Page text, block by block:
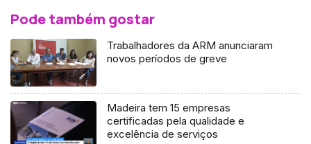
Pode também gostar
Trabalhadores da ARM anunciaram
novos períodos de greve
Madeira tem 15 empresas
certificadas pela qualidade e
excelência de serviços